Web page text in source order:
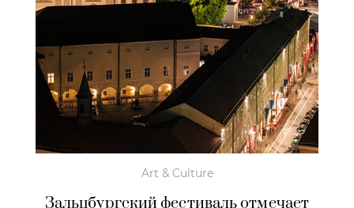
Art & Culture
Зальцбургский фестиваль отмечает